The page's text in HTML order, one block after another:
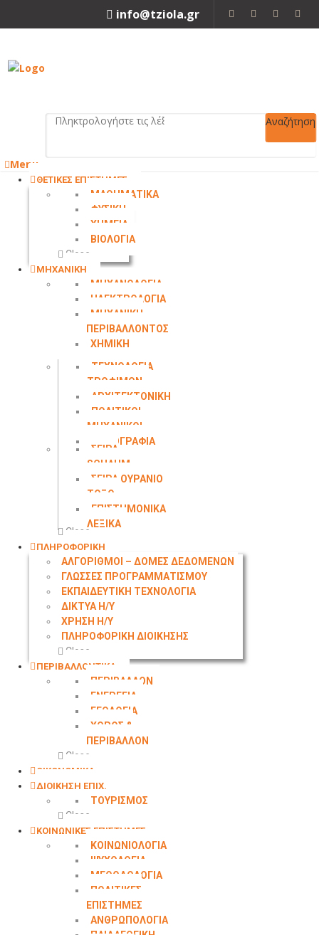
info@tziola.gr
Αναζήτηση
Menu
ΘΕΤΙΚΕΣ ΕΠΙΣΤΗΜΕΣ
ΜΑΘΗΜΑΤΙΚΑ
ΦΥΣΙΚΗ
ΧΗΜΕΙΑ
ΒΙΟΛΟΓΙΑ
Close
ΜΗΧΑΝΙΚΗ
ΜΗΧΑΝΟΛΟΓΙΑ
ΗΛΕΚΤΡΟΛΟΓΙΑ
ΜΗΧΑΝΙΚΗ
ΠΕΡΙΒΑΛΛΟΝΤΟΣ
ΧΗΜΙΚΗ
ΤΕΧΝΟΛΟΓΙΑ
ΤΡΟΦΙΜΩΝ
ΑΡΧΙΤΕΚΤΟΝΙΚΗ
ΠΟΛΙΤΙΚΟΙ
ΜΗΧΑΝΙΚΟΙ
ΤΟΠΟΓΡΑΦΙΑ
ΣΕΙΡΑ
SCHAUM
ΣΕΙΡΑ ΟΥΡΑΝΙΟ
ΤΟΞΟ
ΕΠΙΣΤΗΜΟΝΙΚΑ
ΛΕΞΙΚΑ
Close
ΠΛΗΡΟΦΟΡΙΚΗ
ΑΛΓΟΡΙΘΜΟΙ – ΔΟΜΕΣ ΔΕΔΟΜΕΝΩΝ
ΓΛΩΣΣΕΣ ΠΡΟΓΡΑΜΜΑΤΙΣΜΟΥ
ΕΚΠΑΙΔΕΥΤΙΚΗ ΤΕΧΝΟΛΟΓΙΑ
ΔΙΚΤΥΑ Η/Υ
ΧΡΗΣΗ Η/Υ
ΠΛΗΡΟΦΟΡΙΚΗ ΔΙΟΙΚΗΣΗΣ
Close
ΠΕΡΙΒΑΛΛΟΝΤΙΚΑ
ΠΕΡΙΒΑΛΛΟΝ
ΕΝΕΡΓΕΙΑ
ΓΕΩΛOΓΙΑ
ΧΩΡΟΣ &
ΠΕΡΙΒΑΛΛΟΝ
Close
ΟΙΚΟΝΟΜΙΚΑ
ΔΙΟΙΚΗΣΗ ΕΠΙΧ.
ΤΟΥΡΙΣΜΟΣ
Close
ΚΟΙΝΩΝΙΚΕΣ ΕΠΙΣΤΗΜΕΣ
ΚΟΙΝΩΝΙΟΛΟΓΙΑ
ΨΥΧΟΛΟΓΙΑ
ΜΕΘΟΔΟΛΟΓΙΑ
ΠΟΛΙΤΙΚΕΣ
ΕΠΙΣΤΗΜΕΣ
ΑΝΘΡΩΠΟΛΟΓΙΑ